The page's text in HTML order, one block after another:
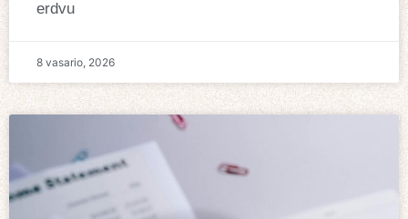
erdvu
8 vasario, 2026